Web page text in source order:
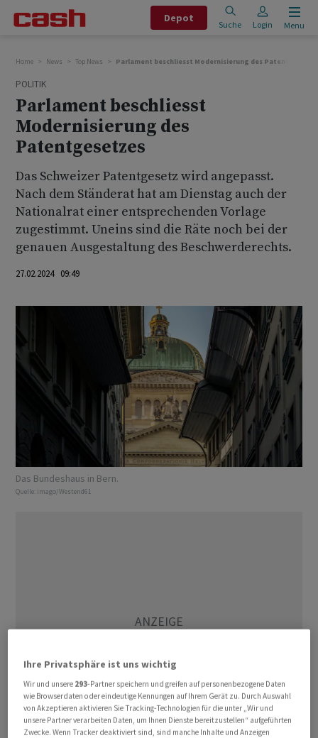
Depot
Suche Login Menu
Home News Top News Parlament beschliesst Modernisierung des
POLITIK
Parlament beschliesst
Modernisierung des
Patentgesetzes
Das Schweizer Patentgesetz wird angepasst.
Nach dem Ständerat hat am Dienstag auch der
Nationalrat einer entsprechenden Vorlage
zugestimmt. Uneins sind die Räte noch bei der
genauen Ausgestaltung des Beschwerderechts.
27.02.2024 09:49
Das Bundeshaus in Bern.
Quelle: imago/Westend61
Ihre Privatsphäre ist uns wichtig
Wir und unsere 293-Partner speichern und greifen auf personenbezogene Daten
wie Browserdaten oder eindeutige Kennungen auf Ihrem Gerät zu. Durch Auswahl
von Akzeptieren aktivieren Sie Tracking-Technologien für die unter „Wir und
unsere Partner verarbeiten Daten, um Ihnen Dienste bereitzustellen“ aufgeführten
Zwecke. Wenn Tracker deaktiviert sind, sind manche Inhalte und Anzeigen